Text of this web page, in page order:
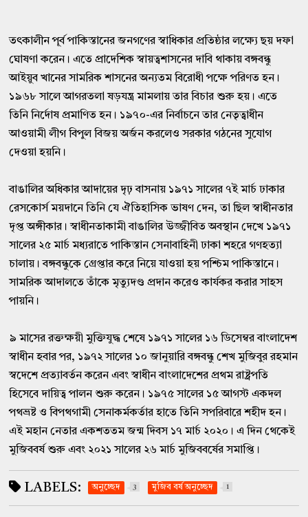
তৎকালীন পূর্ব পাকিস্তানের জনগণের স্বাধিকার প্রতিষ্ঠার লক্ষ্যে ছয় দফা
ঘােষণা করেন। এতে প্রাদেশিক স্বায়ত্বশাসনের দাবি থাকায় বঙ্গবন্ধু
আইয়ুব খানের সামরিক শাসনের অন্যতম বিরােধী পক্ষে পরিণত হন।
১৯৬৮ সালে আগরতলা ষড়যন্ত্র মামলায় তার বিচার শুরু হয়। এতে
তিনি নির্দোষ প্রমাণিত হন। ১৯৭০-এর নির্বাচনে তার নেতৃত্বাধীন
আওয়ামী লীগ বিপুল বিজয় অর্জন করলেও সরকার গঠনের সুযােগ
দেওয়া হয়নি।
বাঙালির অধিকার আদায়ের দৃঢ় বাসনায় ১৯৭১ সালের ৭ই মার্চ ঢাকার
রেসকোর্স ময়দানে তিনি যে ঐতিহাসিক ভাষণ দেন, তা ছিল স্বাধীনতার
দৃপ্ত অঙ্গীকার। স্বাধীনতাকামী বাঙালির উজ্জীবিত অবস্থান দেখে ১৯৭১
সালের ২৫ মার্চ মধ্যরাতে পাকিস্তান সেনাবাহিনী ঢাকা শহরে গণহত্যা
চালায়। বঙ্গবন্ধুকে গ্রেপ্তার করে নিয়ে যাওয়া হয় পশ্চিম পাকিস্তানে।
সামরিক আদালতে তাঁকে মৃত্যুদণ্ড প্রদান করেও কার্যকর করার সাহস
পায়নি।
৯ মাসের রক্তক্ষয়ী মুক্তিযুদ্ধ শেষে ১৯৭১ সালের ১৬ ডিসেম্বর বাংলাদেশ
স্বাধীন হবার পর, ১৯৭২ সালের ১০ জানুয়ারি বঙ্গবন্ধু শেখ মুজিবুর রহমান
স্বদেশে প্রত্যাবর্তন করেন এবং স্বাধীন বাংলাদেশের প্রথম রাষ্ট্রপতি
হিসেবে দায়িত্ব পালন শুরু করেন। ১৯৭৫ সালের ১৫ আগস্ট একদল
পথভ্রষ্ট ও বিপথগামী সেনাকর্মকর্তার হাতে তিনি সপরিবারে শহীদ হন।
এই মহান নেতার একশততম জন্ম দিবস ১৭ মার্চ ২০২০। এ দিন থেকেই
মুজিববর্ষ শুরু এবং ২০২১ সালের ২৬ মার্চ মুজিববর্ষের সমাপ্তি।
LABELS: অনুচ্ছেদ 3 মুজিব বর্ষ অনুচ্ছেদ 1